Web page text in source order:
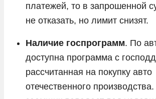
платежей, то в запрошенной
не отказать, но лимит снизят.
Наличие госпрограмм. По
доступна программа с
рассчитанная на покупку авто
отечественного